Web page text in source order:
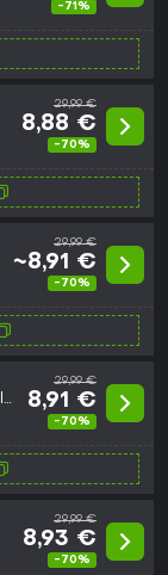
-71%
29,99 €
8,88 €
-70%
29,99 €
~8,91 €
-70%
29,99 €
8,91 €
-70%
29,99 €
8,93 €
-70%